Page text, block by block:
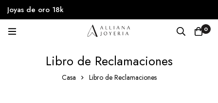
Joyas de oro 18k
0
Libro de Reclamaciones
Casa Libro de Reclamaciones